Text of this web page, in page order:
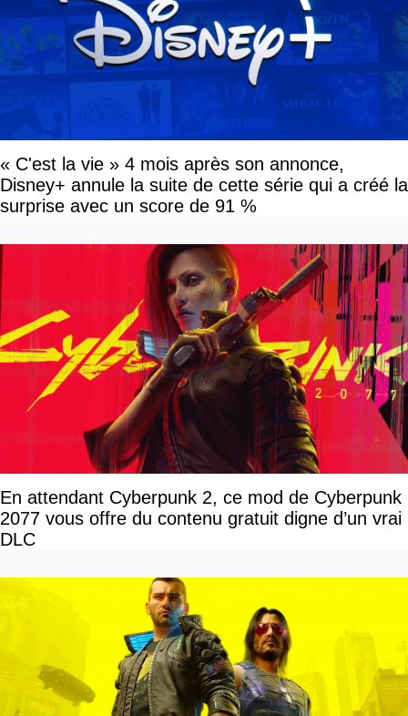
« C'est la vie » 4 mois après son annonce,
Disney+ annule la suite de cette série qui a créé la
surprise avec un score de 91 %
En attendant Cyberpunk 2, ce mod de Cyberpunk
2077 vous offre du contenu gratuit digne d’un vrai
DLC